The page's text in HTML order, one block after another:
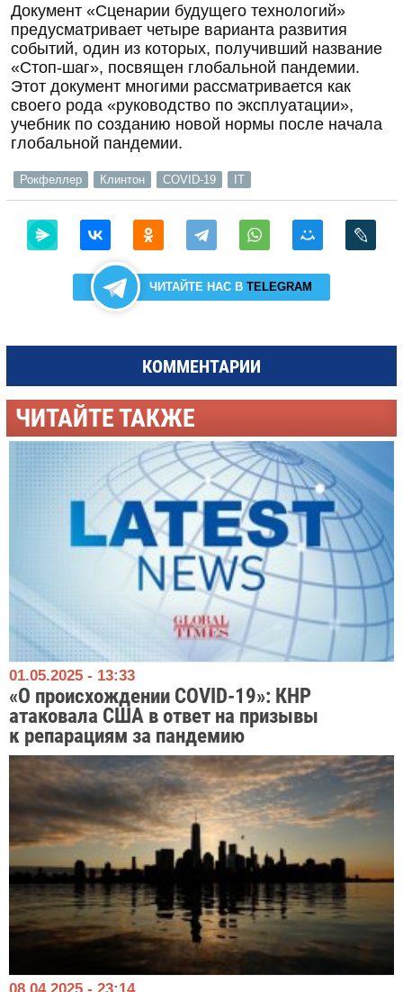
Документ «Сценарии будущего технологий»
предусматривает четыре варианта развития
событий, один из которых, получивший название
«Стоп-шаг», посвящен глобальной пандемии.
Этот документ многими рассматривается как
своего рода «руководство по эксплуатации»,
учебник по созданию новой нормы после начала
глобальной пандемии.
Рокфеллер Клинтон COVID-19 IT
ЧИТАЙТЕ НАС В TELEGRAM
КОММЕНТАРИИ
ЧИТАЙТЕ ТАКЖЕ
01.05.2025 - 13:33
«О происхождении COVID-19»: КНР
атаковала США в ответ на призывы
к репарациям за пандемию